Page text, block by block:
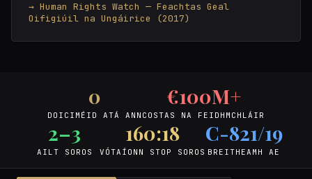
Human Rights Watch — Feachtas Geal
Oifigiúil na Ungáirice (2017)
0
DOICIMÉID ATÁ ANN
€100M+
COSTAS NA FEIDHMCHLÁIR
2–3
AILT SOROS
160:18
VÓTAÍONN STOP SOROS
C-821/19
BREITHEAMH AE